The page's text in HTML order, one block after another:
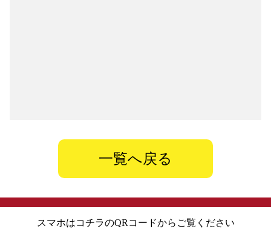
一覧へ戻る
スマホはコチラのQRコードからご覧ください